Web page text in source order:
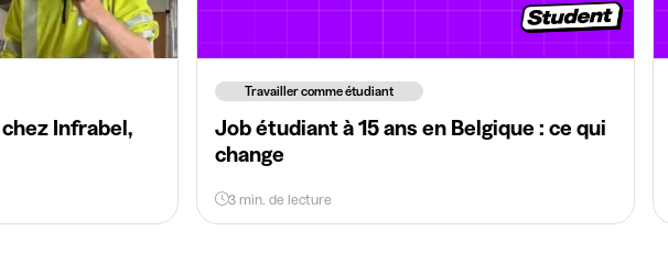
Infrabel,
Travailler comme étudiant
Job étudiant à 15 ans en Belgique : ce qui
change
3 min. de lecture